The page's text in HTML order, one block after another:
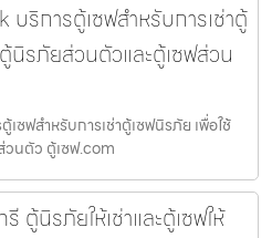
ริการตู้เซฟสำหรับการเช่าตู้
นิรภัยส่วนตัวและตู้เซฟส่วน
ฟสำหรับการเช่าตู้เซฟนิรภัย เพื่อใช้
วนตัว ตู้เซฟ.com
ตู้นิรภัยให้เช่าและตู้เซฟให้